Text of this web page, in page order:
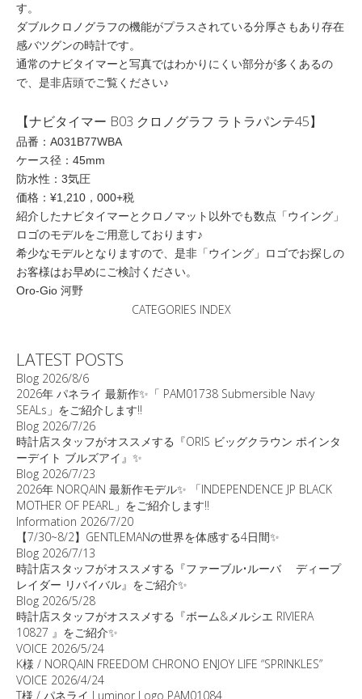
す。
ダブルクロノグラフの機能がプラスされている分厚さもあり存在
感バツグンの時計です。
通常のナビタイマーと写真ではわかりにくい部分が多くあるの
で、是非店頭でご覧ください♪
【ナビタイマー B03 クロノグラフ ラトラパンテ45】
品番：A031B77WBA
ケース径：45mm
防水性：3気圧
価格：¥1,210，000+税
紹介したナビタイマーとクロノマット以外でも数点「ウイング」
ロゴのモデルをご用意しております♪
希少なモデルとなりますので、是非「ウイング」ロゴでお探しの
お客様はお早めにご検討ください。
Oro-Gio 河野
CATEGORIES INDEX
LATEST POSTS
Blog 2026/8/6
2026年 パネライ 最新作✨「 PAM01738 Submersible Navy
SEALs」をご紹介します‼️
Blog 2026/7/26
時計店スタッフがオススメする『ORIS ビッグクラウン ポインタ
ーデイト ブルズアイ』✨
Blog 2026/7/23
2026年 NORQAIN 最新作モデル✨ 「INDEPENDENCE JP BLACK
MOTHER OF PEARL」をご紹介します‼️
Information 2026/7/20
【7/30~8/2】GENTLEMANの世界を体感する4日間✨
Blog 2026/7/13
時計店スタッフがオススメする『ファーブル•ルーバ ディープ
レイダー リバイバル』をご紹介✨
Blog 2026/5/28
時計店スタッフがオススメする『ボーム&メルシエ RIVIERA
10827 』をご紹介✨
VOICE 2026/5/24
K様 / NORQAIN FREEDOM CHRONO ENJOY LIFE “SPRINKLES”
VOICE 2026/4/24
T様 / パネライ Luminor Logo PAM01084